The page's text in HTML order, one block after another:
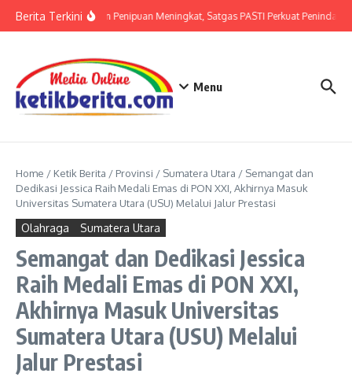
Berita TerkiniAncaman Penipuan Meningkat, Satgas PASTI Perkuat Penindakan
Menu
Home / Ketik Berita / Provinsi / Sumatera Utara / Semangat dan
Dedikasi Jessica Raih Medali Emas di PON XXI, Akhirnya Masuk
Universitas Sumatera Utara (USU) Melalui Jalur Prestasi
Olahraga Sumatera Utara
Semangat dan Dedikasi Jessica
Raih Medali Emas di PON XXI,
Akhirnya Masuk Universitas
Sumatera Utara (USU) Melalui
Jalur Prestasi